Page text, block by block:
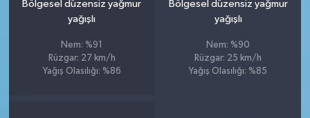
Bölgesel düzensiz yağmur
yağışlı
Nem: %91
Rüzgar: 27 km/h
Yağış Olasılığı: %86
Bölgesel düzensiz yağmur
yağışlı
Nem: %90
Rüzgar: 25 km/h
Yağış Olasılığı: %85